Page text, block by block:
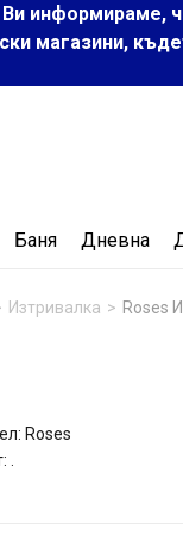
информираме,
магазини,
Баня Дневна
Изтривалка Roses
Roses